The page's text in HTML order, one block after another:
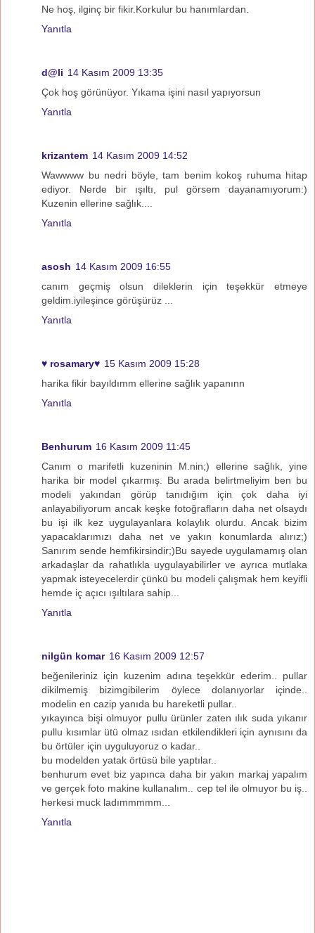
Ne hoş, ilginç bir fikir.Korkulur bu hanımlardan.
Yanıtla
d@li 14 Kasım 2009 13:35
Çok hoş görünüyor. Yıkama işini nasıl yapıyorsun
Yanıtla
krizantem 14 Kasım 2009 14:52
Wawwww bu nedri böyle, tam benim kokoş ruhuma hitap
ediyor. Nerde bir ışıltı, pul görsem dayanamıyorum:)
Kuzenin ellerine sağlık....
Yanıtla
asosh 14 Kasım 2009 16:55
canım geçmiş olsun dileklerin için teşekkür etmeye
geldim.iyileşince görüşürüz ...
Yanıtla
♥ rosamary♥ 15 Kasım 2009 15:28
harika fikir bayıldımm ellerine sağlık yapanınn
Yanıtla
Benhurum 16 Kasım 2009 11:45
Canım o marifetli kuzeninin M.nin;) ellerine sağlık, yine
harika bir model çıkarmış. Bu arada belirtmeliyim ben bu
modeli yakından görüp tanıdığım için çok daha iyi
anlayabiliyorum ancak keşke fotoğrafların daha net olsaydı
bu işi ilk kez uygulayanlara kolaylık olurdu. Ancak bizim
yapacaklarımızı daha net ve yakın konumlarda alırız;)
Sanırım sende hemfikirsindir;)Bu sayede uygulamamış olan
arkadaşlar da rahatlıkla uygulayabilirler ve ayrıca mutlaka
yapmak isteyecelerdir çünkü bu modeli çalışmak hem keyifli
hemde iç açıcı ışıltılara sahip...
Yanıtla
nilgün komar 16 Kasım 2009 12:57
beğenileriniz için kuzenim adına teşekkür ederim.. pullar
dikilmemiş bizimgibilerim öylece dolanıyorlar içinde..
modelin en cazip yanıda bu hareketli pullar..
yıkayınca bişi olmuyor pullu ürünler zaten ılık suda yıkanır
pullu kısımlar ütü olmaz ısıdan etkilendikleri için aynısını da
bu örtüler için uyguluyoruz o kadar..
bu modelden yatak örtüsü bile yaptılar..
benhurum evet biz yapınca daha bir yakın markaj yapalım
ve gerçek foto makine kullanalım.. cep tel ile olmuyor bu iş..
herkesi muck ladımmmmm...
Yanıtla